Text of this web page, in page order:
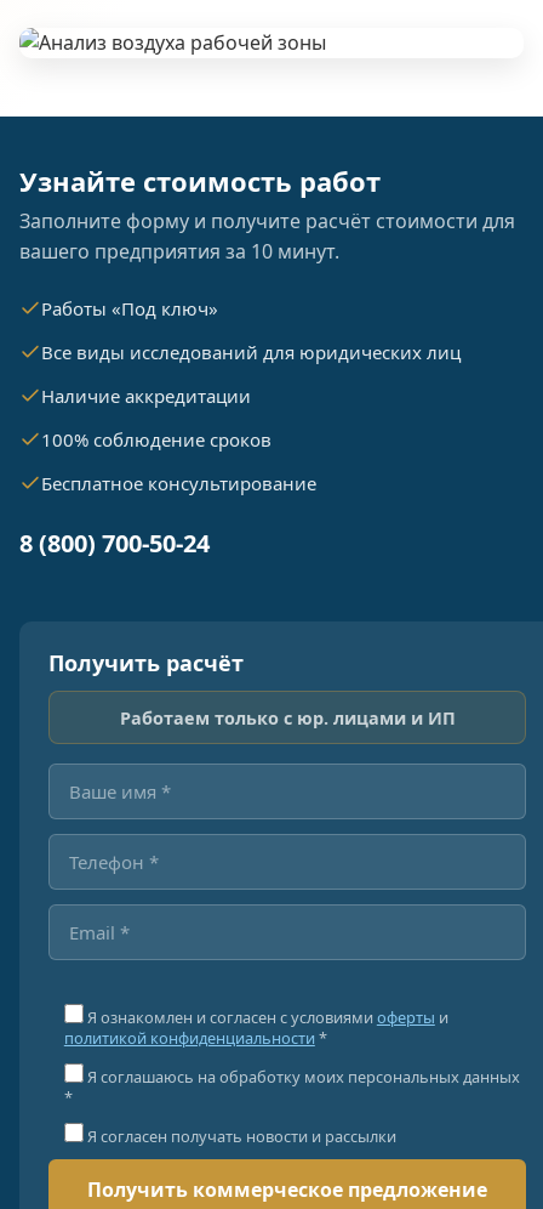
Узнайте стоимость работ
Заполните форму и получите расчёт стоимости для
вашего предприятия за 10 минут.
Работы «Под ключ»
Все виды исследований для юридических лиц
Наличие аккредитации
100% соблюдение сроков
Бесплатное консультирование
8 (800) 700-50-24
Получить расчёт
Работаем только с юр. лицами и ИП
Я ознакомлен и согласен с условиями оферты и
политикой конфиденциальности *
Я соглашаюсь на обработку моих персональных данных
*
Я согласен получать новости и рассылки